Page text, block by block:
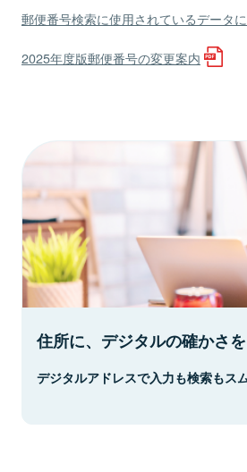
郵便番号検索に使用されているデータ
2025年度版郵便番号の変更案内
住所に、デジタルの確かさを
デジタルアドレスで入力も検索もス